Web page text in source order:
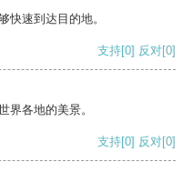
快速到达目的地。
支持[0] 反对[0]
界各地的美景。
支持[0] 反对[0]